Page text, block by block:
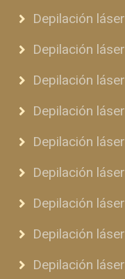
Depilación
Depilación
Depilación
Depilación
Depilación
Depilación
Depilación
Depilación
Depilación